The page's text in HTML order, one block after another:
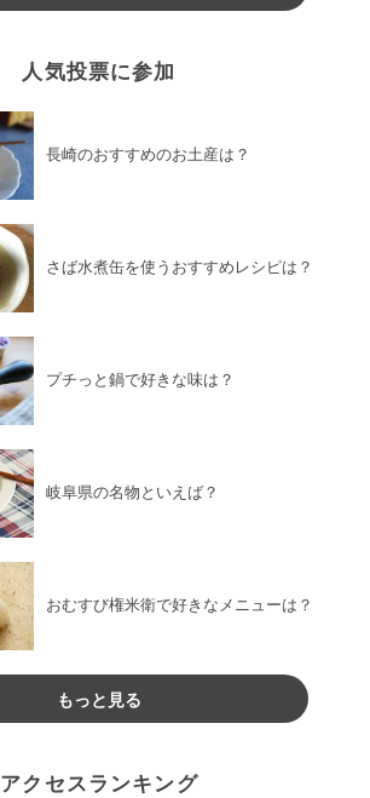
人気投票に参加
長崎のおすすめのお土産は？
さば水煮缶を使うおすすめレシピは？
プチっと鍋で好きな味は？
岐阜県の名物といえば？
おむすび権米衛で好きなメニューは？
もっと見る
アクセスランキング